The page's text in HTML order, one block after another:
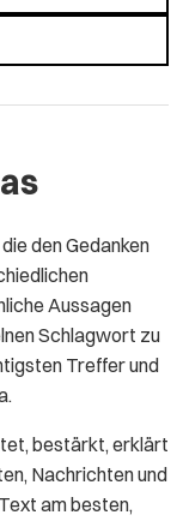
den Gedanken
Aussagen
Schlagwort zu
Treffer und
bestärkt, erklärt
Nachrichten und
am besten,